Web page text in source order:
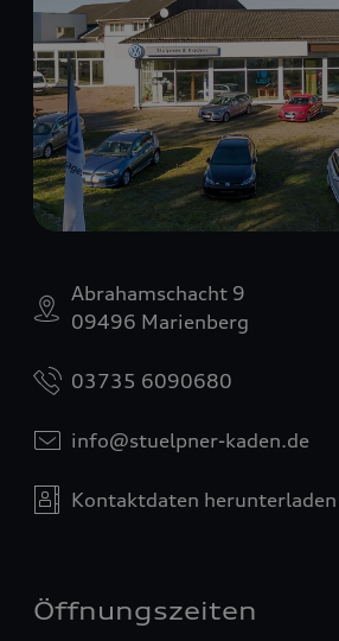
Abrahamschacht 9
09496 Marienberg
03735 6090680
info@stuelpner-kaden.de
Kontaktdaten herunterladen
Öffnungszeiten